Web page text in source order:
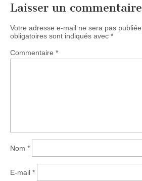
Laisser un commentaire
Votre adresse e-mail ne sera pas publiée.
obligatoires sont indiqués avec *
Commentaire *
Nom *
E-mail *